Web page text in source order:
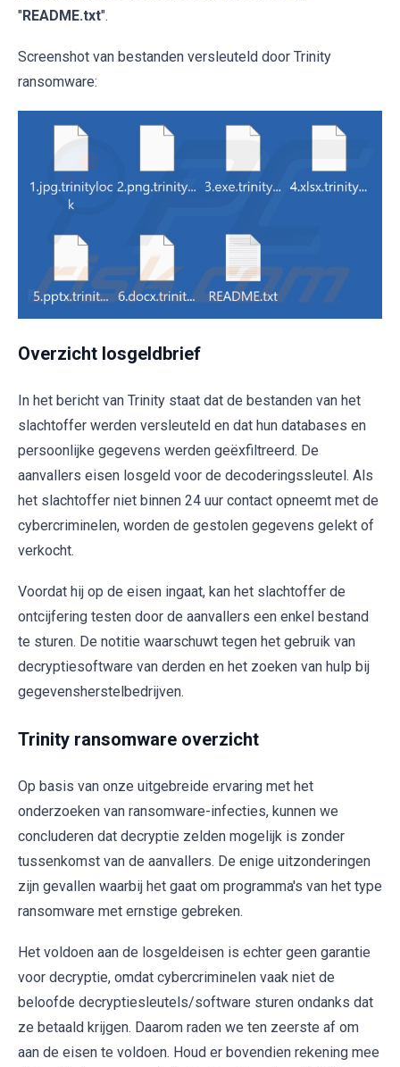
"README.txt".
Screenshot van bestanden versleuteld door Trinity
ransomware:
Overzicht losgeldbrief
In het bericht van Trinity staat dat de bestanden van het
slachtoffer werden versleuteld en dat hun databases en
persoonlijke gegevens werden geëxfiltreerd. De
aanvallers eisen losgeld voor de decoderingssleutel. Als
het slachtoffer niet binnen 24 uur contact opneemt met de
cybercriminelen, worden de gestolen gegevens gelekt of
verkocht.
Voordat hij op de eisen ingaat, kan het slachtoffer de
ontcijfering testen door de aanvallers een enkel bestand
te sturen. De notitie waarschuwt tegen het gebruik van
decryptiesoftware van derden en het zoeken van hulp bij
gegevensherstelbedrijven.
Trinity ransomware overzicht
Op basis van onze uitgebreide ervaring met het
onderzoeken van ransomware-infecties, kunnen we
concluderen dat decryptie zelden mogelijk is zonder
tussenkomst van de aanvallers. De enige uitzonderingen
zijn gevallen waarbij het gaat om programma's van het type
ransomware met ernstige gebreken.
Het voldoen aan de losgeldeisen is echter geen garantie
voor decryptie, omdat cybercriminelen vaak niet de
beloofde decryptiesleutels/software sturen ondanks dat
ze betaald krijgen. Daarom raden we ten zeerste af om
aan de eisen te voldoen. Houd er bovendien rekening mee